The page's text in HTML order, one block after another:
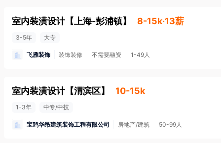
室内装潢设计 【 上海-彭浦镇】 8-15k·13薪
3-5年 大专
飞雁装饰 装饰装修 不需要融资 1-49人
室内装潢设计 【渭滨区】 10-15k
1-3年 中专/中技
宝鸡华昂建筑装饰工程有限公司 房地产/建筑 50-99人